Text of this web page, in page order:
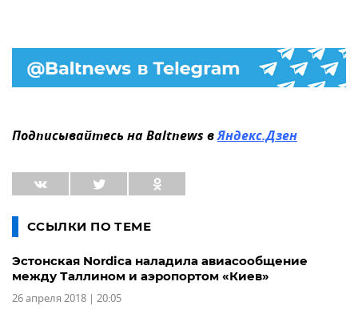
Подписывайтесь на Baltnews вЯндекс.Дзен
ССЫЛКИ ПО ТЕМЕ
Эстонская Nordica наладила авиасообщение
между Таллином и аэропортом «Киев»
26 апреля 2018 | 20:05